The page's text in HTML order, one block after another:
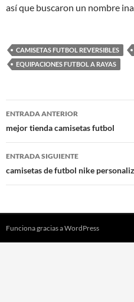
así que buscaron un nombre
CAMISETAS FUTBOL REVERSIBLES
EQUIPACIONES FUTBOL A RAYAS
Navegación
de
entradas
ENTRADA ANTERIOR
mejor tienda camisetas futbol
ENTRADA SIGUIENTE
camisetas de futbol nike
Funciona gracias a WordPress